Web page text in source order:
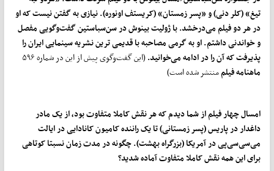
تیغ» (کلر دنی) و «پسر زمستان» (کریستف اونوره). نیازی به گفتن نیست که او
در هر دو فیلم می‌درخشد. با ژولیت بینوش در سن‌سباستین گفت‌وگویی مفصل
و خواندنی داشتم. او به گرمی مصاحبه با قدیمی ترین نشریه سینمایی ایران را
پذیرفت که آن را در ادامه می‌خوانید.(این گفت‌وگوی پیش از این در شماره ۵۹۶
ماهنامه فیلممنتشر شده است)
امسال چهار فیلم از شما دیدم که هر نقش کاملا متفاوت بود، از یک مادر
داغدار در پاریس (پسر زمستانی) تا یک راننده کامیون کانادایی در ایالت
می‌سی‌سی‌پی در آمریکا (بزرگراه بهشت). چگونه در مدت زمان نسبتا کوتاهی
برای این همه نقش کاملا متفاوت آماده شدید؟